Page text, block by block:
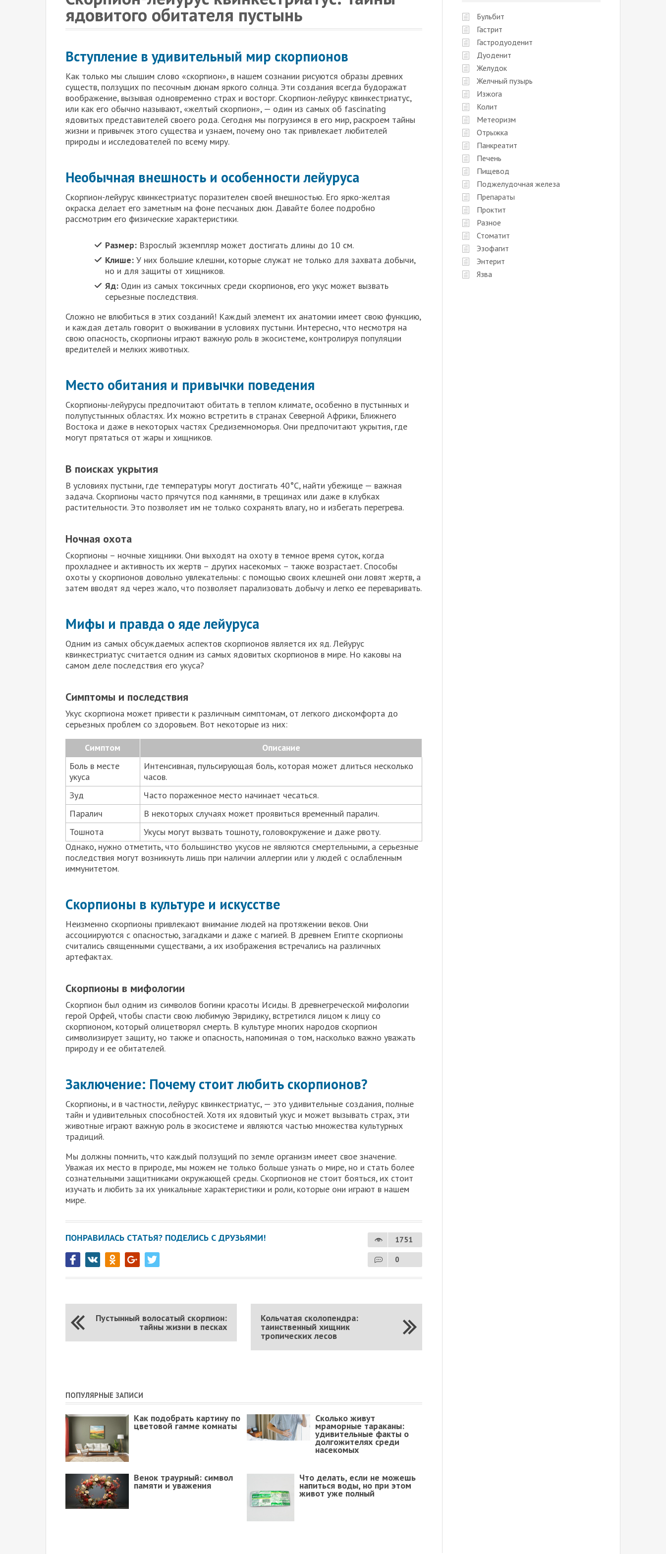
ядовитого обитателя пустынь
Вступление в удивительный мир скорпионов
Как только мы слышим слово «скорпион», в нашем сознании рисуются образы древних
существ, ползущих по песочным дюнам яркого солнца. Эти создания всегда будоражат
воображение, вызывая одновременно страх и восторг. Скорпион-лейурус квинкестриатус,
или как его обычно называют, «желтый скорпион», — один из самых об fascinating
ядовитых представителей своего рода. Сегодня мы погрузимся в его мир, раскроем тайны
жизни и привычек этого существа и узнаем, почему оно так привлекает любителей
природы и исследователей по всему миру.
Необычная внешность и особенности лейуруса
Скорпион-лейурус квинкестриатус поразителен своей внешностью. Его ярко-желтая
окраска делает его заметным на фоне песчаных дюн. Давайте более подробно
рассмотрим его физические характеристики.
Размер: Взрослый экземпляр может достигать длины до 10 см.
Клише: У них большие клешни, которые служат не только для захвата добычи,
но и для защиты от хищников.
Яд: Один из самых токсичных среди скорпионов, его укус может вызвать
серьезные последствия.
Сложно не влюбиться в этих созданий! Каждый элемент их анатомии имеет свою функцию,
и каждая деталь говорит о выживании в условиях пустыни. Интересно, что несмотря на
свою опасность, скорпионы играют важную роль в экосистеме, контролируя популяции
вредителей и мелких животных.
Место обитания и привычки поведения
Скорпионы-лейурусы предпочитают обитать в теплом климате, особенно в пустынных и
полупустынных областях. Их можно встретить в странах Северной Африки, Ближнего
Востока и даже в некоторых частях Средиземноморья. Они предпочитают укрытия, где
могут прятаться от жары и хищников.
В поисках укрытия
В условиях пустыни, где температуры могут достигать 40°C, найти убежище — важная
задача. Скорпионы часто прячутся под камнями, в трещинах или даже в клубках
растительности. Это позволяет им не только сохранять влагу, но и избегать перегрева.
Ночная охота
Скорпионы – ночные хищники. Они выходят на охоту в темное время суток, когда
прохладнее и активность их жертв – других насекомых – также возрастает. Способы
охоты у скорпионов довольно увлекательны: с помощью своих клешней они ловят жертв, а
затем вводят яд через жало, что позволяет парализовать добычу и легко ее переваривать.
Мифы и правда о яде лейуруса
Одним из самых обсуждаемых аспектов скорпионов является их яд. Лейурус
квинкестриатус считается одним из самых ядовитых скорпионов в мире. Но каковы на
самом деле последствия его укуса?
Симптомы и последствия
Укус скорпиона может привести к различным симптомам, от легкого дискомфорта до
серьезных проблем со здоровьем. Вот некоторые из них:
Симптом
Описание
Боль в месте
укуса
Интенсивная, пульсирующая боль, которая может длиться несколько
часов.
Зуд
Часто пораженное место начинает чесаться.
Паралич
В некоторых случаях может проявиться временный паралич.
Тошнота
Укусы могут вызвать тошноту, головокружение и даже рвоту.
Однако, нужно отметить, что большинство укусов не являются смертельными, а серьезные
последствия могут возникнуть лишь при наличии аллергии или у людей с ослабленным
иммунитетом.
Скорпионы в культуре и искусстве
Неизменно скорпионы привлекают внимание людей на протяжении веков. Они
ассоциируются с опасностью, загадками и даже с магией. В древнем Египте скорпионы
считались священными существами, а их изображения встречались на различных
артефактах.
Скорпионы в мифологии
Скорпион был одним из символов богини красоты Исиды. В древнегреческой мифологии
герой Орфей, чтобы спасти свою любимую Эвридику, встретился лицом к лицу со
скорпионом, который олицетворял смерть. В культуре многих народов скорпион
символизирует защиту, но также и опасность, напоминая о том, насколько важно уважать
природу и ее обитателей.
Заключение: Почему стоит любить скорпионов?
Скорпионы, и в частности, лейурус квинкестриатус, — это удивительные создания, полные
тайн и удивительных способностей. Хотя их ядовитый укус и может вызывать страх, эти
животные играют важную роль в экосистеме и являются частью множества культурных
традиций.
Мы должны помнить, что каждый ползущий по земле организм имеет свое значение.
Уважая их место в природе, мы можем не только больше узнать о мире, но и стать более
сознательными защитниками окружающей среды. Скорпионов не стоит бояться, их стоит
изучать и любить за их уникальные характеристики и роли, которые они играют в нашем
мире.
ПОНРАВИЛАСЬ СТАТЬЯ? ПОДЕЛИСЬ С ДРУЗЬЯМИ! 1751
0
Кольчатая сколопендра:
таинственный хищник
тропических лесов
Пустынный волосатый скорпион:
тайны жизни в песках
ПОПУЛЯРНЫЕ ЗАПИСИ
Как подобрать картину по
цветовой гамме комнаты
Сколько живут
мраморные тараканы:
удивительные факты о
долгожителях среди
насекомых
Венок траурный: символ
памяти и уважения
Что делать, если не можешь
напиться воды, но при этом
живот уже полный
Бульбит
Гастрит
Гастродуоденит
Дуоденит
Желудок
Желчный пузырь
Изжога
Колит
Метеоризм
Отрыжка
Панкреатит
Печень
Пищевод
Поджелудочная железа
Препараты
Проктит
Разное
Стоматит
Эзофагит
Энтерит
Язва